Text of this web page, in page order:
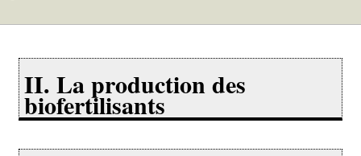
II. La production des
biofertilisants